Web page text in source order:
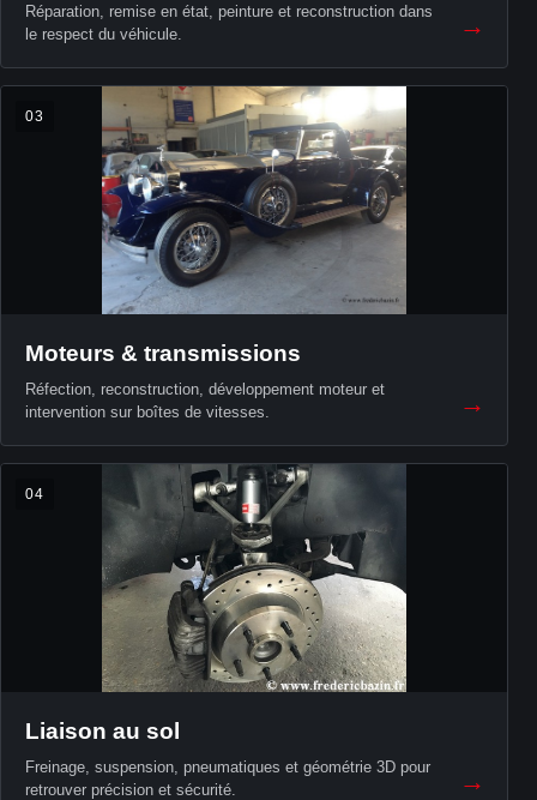
Réparation, remise en état, peinture et reconstruction dans
le respect du véhicule.
→
03
Moteurs & transmissions
Réfection, reconstruction, développement moteur et
intervention sur boîtes de vitesses.
→
04
Liaison au sol
Freinage, suspension, pneumatiques et géométrie 3D pour
retrouver précision et sécurité.
→